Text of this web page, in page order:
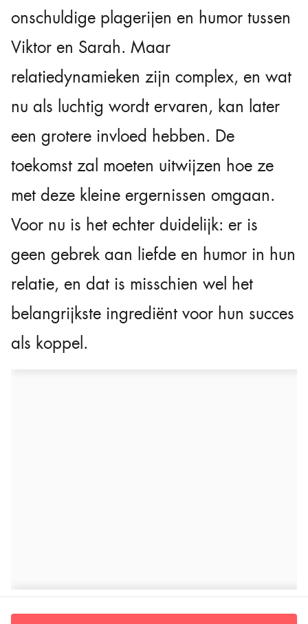
onschuldige plagerijen en humor tussen
Viktor en Sarah. Maar
relatiedynamieken zijn complex, en wat
nu als luchtig wordt ervaren, kan later
een grotere invloed hebben. De
toekomst zal moeten uitwijzen hoe ze
met deze kleine ergernissen omgaan.
Voor nu is het echter duidelijk: er is
geen gebrek aan liefde en humor in hun
relatie, en dat is misschien wel het
belangrijkste ingrediënt voor hun succes
als koppel.